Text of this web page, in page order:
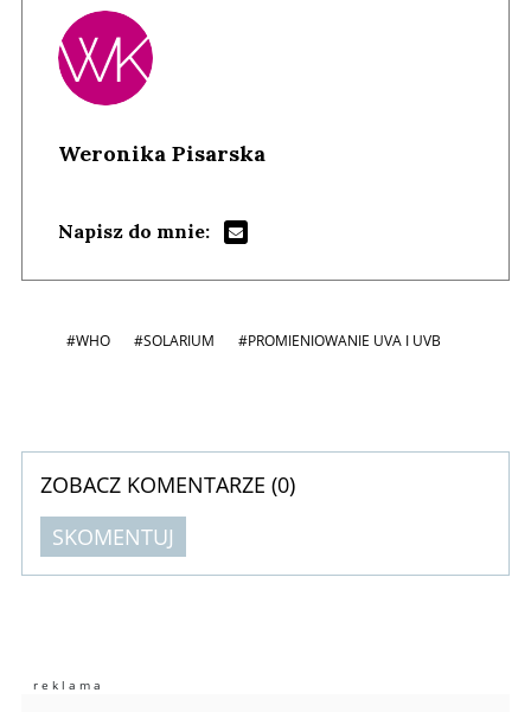
Weronika Pisarska
Napisz do mnie:
#WHO #SOLARIUM #PROMIENIOWANIE UVA I UVB
ZOBACZ KOMENTARZE (0)
SKOMENTUJ
Imię (Wymagane)